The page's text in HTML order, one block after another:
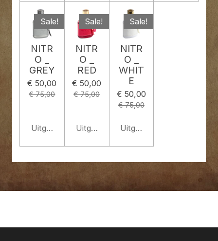
Sale!
NITR
O _
GREY
€ 50,00
€ 75,00
Uitgeschakeld
Sale!
NITR
O _
RED
€ 50,00
€ 75,00
Uitgeschakeld
Sale!
NITR
O _
WHIT
E
€ 50,00
€ 75,00
Uitgeschakeld